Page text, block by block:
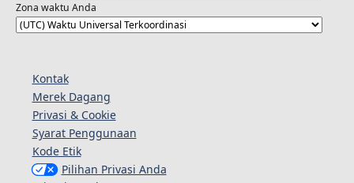
Zona waktu Anda
Kontak
Merek Dagang
Privasi & Cookie
Syarat Penggunaan
Kode Etik
Pilihan Privasi Anda